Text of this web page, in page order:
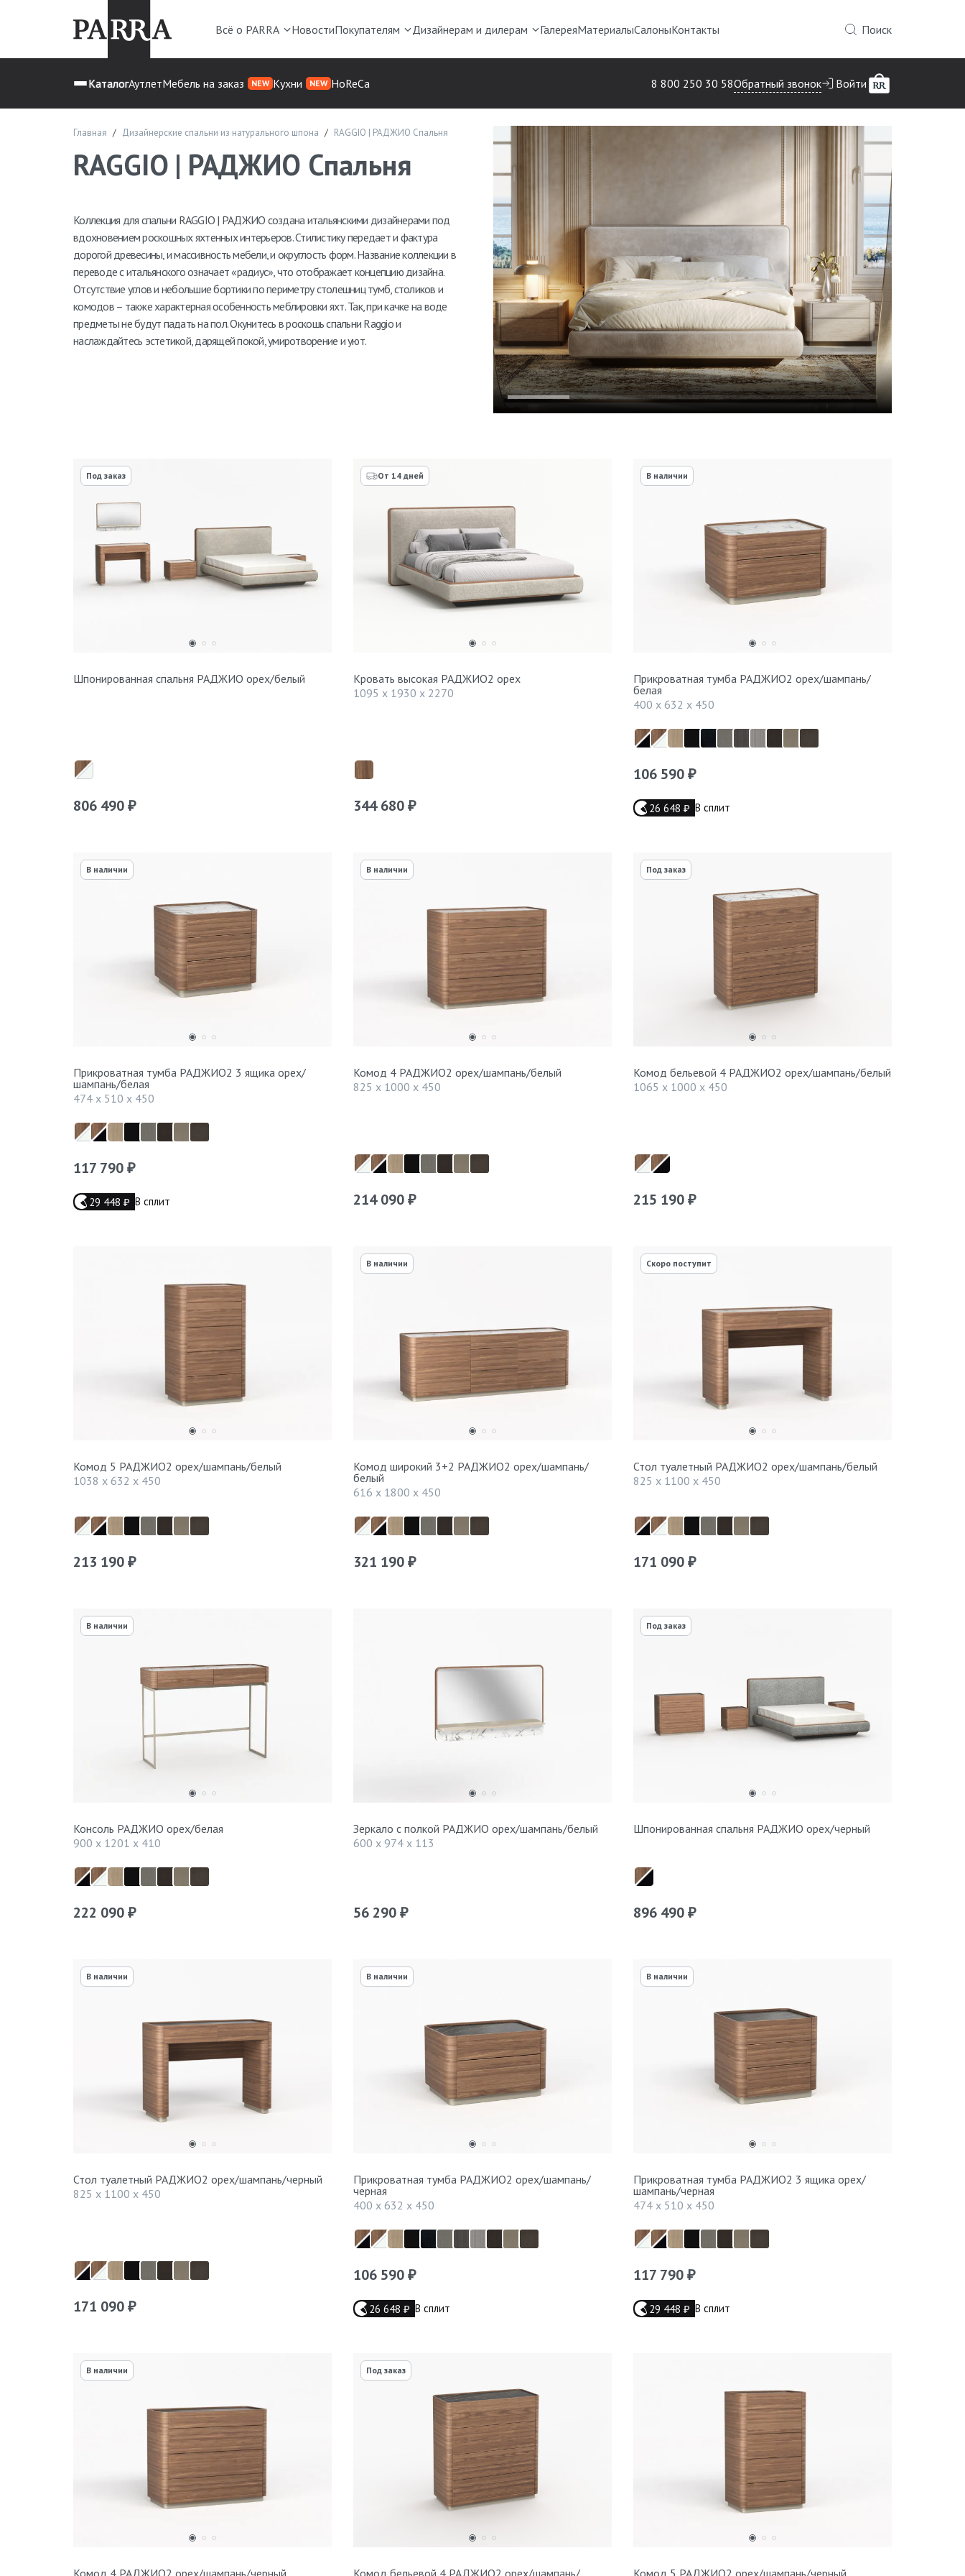
Всё о PARRA НовостиПокупателям Дизайнерам и дилерам ГалереяМатериалыСалоныКонтакты Поиск
КаталогАутлетМебель на заказ NEW Кухни NEW HoReCa 8 800 250 30 58Обратный звонок Войти
Главная Дизайнерские спальни из натурального шпона RAGGIO | РАДЖИО Спальня
RAGGIO | РАДЖИО Спальня
Коллекция для спальни RAGGIO | РАДЖИО создана итальянскими дизайнерами под
вдохновением роскошных яхтенных интерьеров. Стилистику передает и фактура
дорогой древесины, и массивность мебели, и округлость форм. Название коллекции в
переводе с итальянского означает «радиус», что отображает концепцию дизайна.
Отсутствие углов и небольшие бортики по периметру столешниц тумб, столиков и
комодов – также характерная особенность меблировки яхт. Так, при качке на воде
предметы не будут падать на пол. Окунитесь в роскошь спальни Raggio и
наслаждайтесь эстетикой, дарящей покой, умиротворение и уют.
Под заказ
Шпонированная спальня РАДЖИО орех/белый
806 490 ₽
От 14 дней
Кровать высокая РАДЖИО2 орех
1095 x 1930 x 2270
344 680 ₽
В наличии
Прикроватная тумба РАДЖИО2 орех/шампань/
белая
400 x 632 x 450
106 590 ₽
26 648 ₽ В сплит
В наличии
Прикроватная тумба РАДЖИО2 3 ящика орех/
шампань/белая
474 x 510 x 450
117 790 ₽
29 448 ₽ В сплит
В наличии
Комод 4 РАДЖИО2 орех/шампань/белый
825 x 1000 x 450
214 090 ₽
Под заказ
Комод бельевой 4 РАДЖИО2 орех/шампань/белый
1065 x 1000 x 450
215 190 ₽
Комод 5 РАДЖИО2 орех/шампань/белый
1038 x 632 x 450
213 190 ₽
В наличии
Комод широкий 3+2 РАДЖИО2 орех/шампань/
белый
616 x 1800 x 450
321 190 ₽
Скоро поступит
Стол туалетный РАДЖИО2 орех/шампань/белый
825 x 1100 x 450
171 090 ₽
В наличии
Консоль РАДЖИО орех/белая
900 x 1201 x 410
222 090 ₽
Зеркало с полкой РАДЖИО орех/шампань/белый
600 x 974 x 113
56 290 ₽
Под заказ
Шпонированная спальня РАДЖИО орех/черный
896 490 ₽
В наличии
Стол туалетный РАДЖИО2 орех/шампань/черный
825 x 1100 x 450
171 090 ₽
В наличии
Прикроватная тумба РАДЖИО2 орех/шампань/
черная
400 x 632 x 450
106 590 ₽
26 648 ₽ В сплит
В наличии
Прикроватная тумба РАДЖИО2 3 ящика орех/
шампань/черная
474 x 510 x 450
117 790 ₽
29 448 ₽ В сплит
В наличии
Комод 4 РАДЖИО2 орех/шампань/черный
Под заказ
Комод бельевой 4 РАДЖИО2 орех/шампань/ Комод 5 РАДЖИО2 орех/шампань/черный